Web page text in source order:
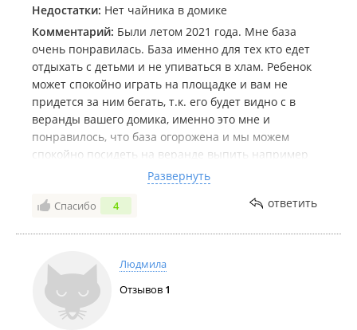
Недостатки: Нет чайника в домике
Комментарий: Были летом 2021 года. Мне база
очень понравилась. База именно для тех кто едет
отдыхать с детьми и не упиваться в хлам. Ребенок
может спокойно играть на площадке и вам не
придется за ним бегать, т.к. его будет видно с в
веранды вашего домика, именно это мне и
понравилось, что база огорожена и мы можем
спокойно посидеть на веранде выпить например
пиво, отдыхать, и спокойно наблюдать за ребенком
играющим на площадке. Море в пешей доступности
идти 5 минут (на берегу есть прокат сапов), при
хорошие, на кухне чисто. Туалеты тоже чистые, туда
не противно заходить, да в душе слабый напор
воды, но этого хватает, что бы помыться. Есть
мангалы, парковка для машин. Единственное,мне не
Развернуть
Спасибо 4 ответить
Людмила
Отзывов 1